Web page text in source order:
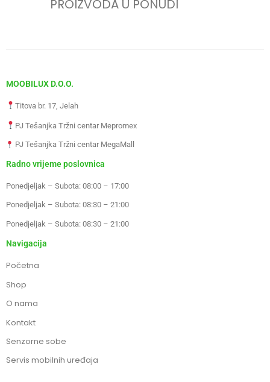
PROIZVODA U PONUDI
MOOBILUX D.O.O.
Titova br. 17, Jelah
PJ Tešanjka Tržni centar Mepromex
PJ Tešanjka Tržni centar MegaMall
Radno vrijeme poslovnica
Ponedjeljak – Subota: 08:00 – 17:00
Ponedjeljak – Subota: 08:30 – 21:00
Ponedjeljak – Subota: 08:30 – 21:00
Navigacija
Početna
Shop
O nama
Kontakt
Senzorne sobe
Servis mobilnih uređaja